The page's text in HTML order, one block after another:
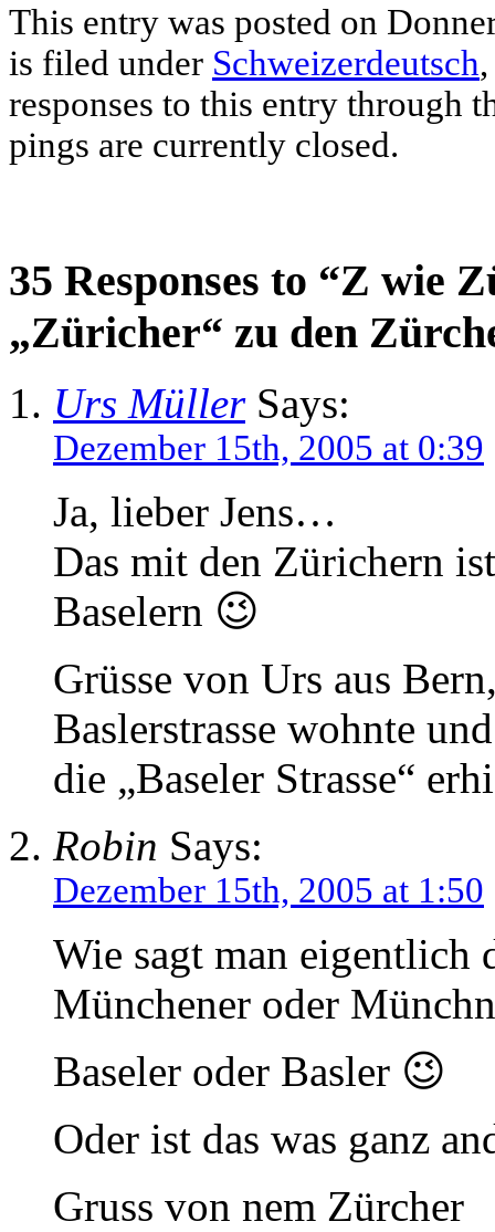
This entry was posted on
is filed under Schweizerdeutsch,
responses to this entry through
pings are currently closed.
35 Responses to “Z wie
„Züricher“ zu den
Urs MüllerSays:
Dezember 15th, 2005 at 0:39
Ja, lieber Jens…
Das mit den Zürichern
Baselern 😉
Grüsse von Urs aus
Baslerstrasse wohnte
die „Baseler Strasse“
Robin Says:
Dezember 15th, 2005 at 1:50
Wie sagt man eigentlich
Münchener oder
Baseler oder Basler 😉
Oder ist das was ganz
Gruss von nem Zürcher